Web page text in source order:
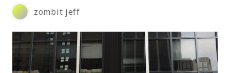
zombit jeff